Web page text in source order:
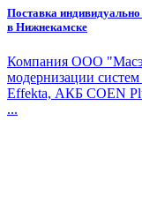
Поставка
в Нижнекамске
Компания ООО
модернизации
Effekta, АКБ COEN
...